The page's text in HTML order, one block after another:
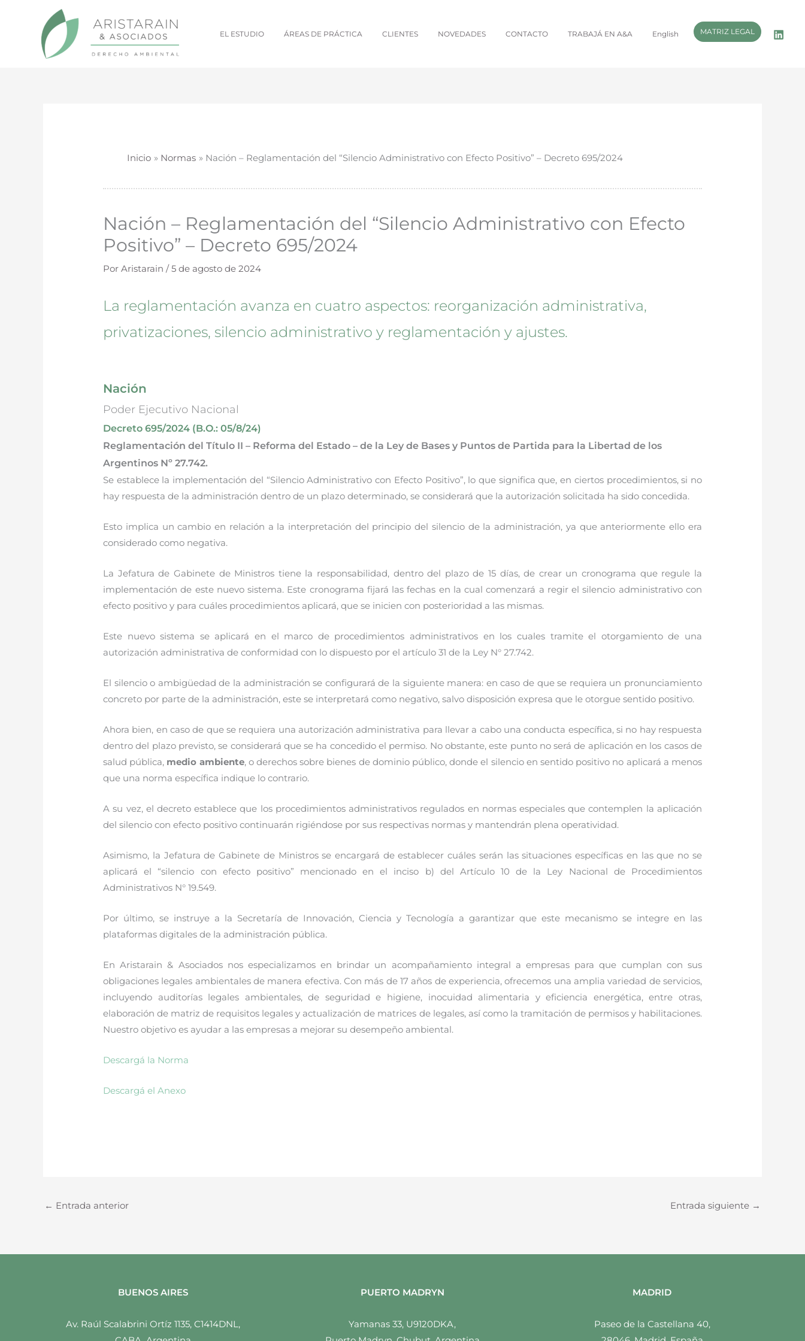
contenido
EL ESTUDIO ÁREAS DE PRÁCTICA CLIENTES NOVEDADES CONTACTO TRABAJÁ EN A&A English MATRIZ LEGAL
Inicio Normas Nación – Reglamentación del “Silencio Administrativo con Efecto Positivo” – Decreto 695/2024
Nación – Reglamentación del “Silencio Administrativo con Efecto
Positivo” – Decreto 695/2024
PorAristarain/5 de agosto de 2024
La reglamentación avanza en cuatro aspectos: reorganización administrativa,
privatizaciones, silencio administrativo y reglamentación y ajustes.
Nación
Poder Ejecutivo Nacional
Decreto 695/2024 (B.O.: 05/8/24)
Reglamentación del Título II – Reforma del Estado – de la Ley de Bases y Puntos de Partida para la Libertad de los
Argentinos Nº 27.742.
Se establece la implementación del “Silencio Administrativo con Efecto Positivo”, lo que significa que, en ciertos procedimientos, si no
hay respuesta de la administración dentro de un plazo determinado, se considerará que la autorización solicitada ha sido concedida.
Esto implica un cambio en relación a la interpretación del principio del silencio de la administración, ya que anteriormente ello era
considerado como negativa.
La Jefatura de Gabinete de Ministros tiene la responsabilidad, dentro del plazo de 15 días, de crear un cronograma que regule la
implementación de este nuevo sistema. Este cronograma fijará las fechas en la cual comenzará a regir el silencio administrativo con
efecto positivo y para cuáles procedimientos aplicará, que se inicien con posterioridad a las mismas.
Este nuevo sistema se aplicará en el marco de procedimientos administrativos en los cuales tramite el otorgamiento de una
autorización administrativa de conformidad con lo dispuesto por el artículo 31 de la Ley N° 27.742.
El silencio o ambigüedad de la administración se configurará de la siguiente manera: en caso de que se requiera un pronunciamiento
concreto por parte de la administración, este se interpretará como negativo, salvo disposición expresa que le otorgue sentido positivo.
Ahora bien, en caso de que se requiera una autorización administrativa para llevar a cabo una conducta específica, si no hay respuesta
dentro del plazo previsto, se considerará que se ha concedido el permiso. No obstante, este punto no será de aplicación en los casos de
salud pública, medio ambiente, o derechos sobre bienes de dominio público, donde el silencio en sentido positivo no aplicará a menos
que una norma específica indique lo contrario.
A su vez, el decreto establece que los procedimientos administrativos regulados en normas especiales que contemplen la aplicación
del silencio con efecto positivo continuarán rigiéndose por sus respectivas normas y mantendrán plena operatividad.
Asimismo, la Jefatura de Gabinete de Ministros se encargará de establecer cuáles serán las situaciones específicas en las que no se
aplicará el “silencio con efecto positivo” mencionado en el inciso b) del Artículo 10 de la Ley Nacional de Procedimientos
Administrativos N° 19.549.
Por último, se instruye a la Secretaría de Innovación, Ciencia y Tecnología a garantizar que este mecanismo se integre en las
plataformas digitales de la administración pública.
En Aristarain & Asociados nos especializamos en brindar un acompañamiento integral a empresas para que cumplan con sus
obligaciones legales ambientales de manera efectiva. Con más de 17 años de experiencia, ofrecemos una amplia variedad de servicios,
incluyendo auditorías legales ambientales, de seguridad e higiene, inocuidad alimentaria y eficiencia energética, entre otras,
elaboración de matriz de requisitos legales y actualización de matrices de legales, así como la tramitación de permisos y habilitaciones.
Nuestro objetivo es ayudar a las empresas a mejorar su desempeño ambiental.
Descargá la Norma
Descargá el Anexo
← Entrada anterior Entrada siguiente →
BUENOS AIRES
Av. Raúl Scalabrini Ortíz 1135, C1414DNL,
PUERTO MADRYN
Yamanas 33, U9120DKA,
MADRID
Paseo de la Castellana 40,